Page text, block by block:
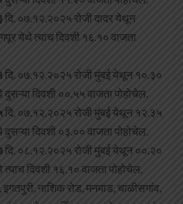
दि. ०७.१२.२०२५ रोजी दादर येथून
येथे त्याच दिवशी १६.१० वाजता
दि. ०७.१२.२०२५ रोजी मुंबई येथून १०.३०
दिवशी ००.५५ वाजता पोहोचेल.
दि. ०७.१२.२०२५ रोजी मुंबई येथून १२.३५
दिवशी ०३.०० वाजता पोहोचेल.
दि. ०८.१२.२०२५ रोजी मुंबई येथून ००.२०
दिवशी १६.१० वाजता पोहोचेल.
नाशिक रोड, मनमाड, चाळीसगांव,